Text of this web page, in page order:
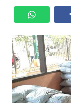
EKUIN
SAINS-TEKNO
KESEHATAN